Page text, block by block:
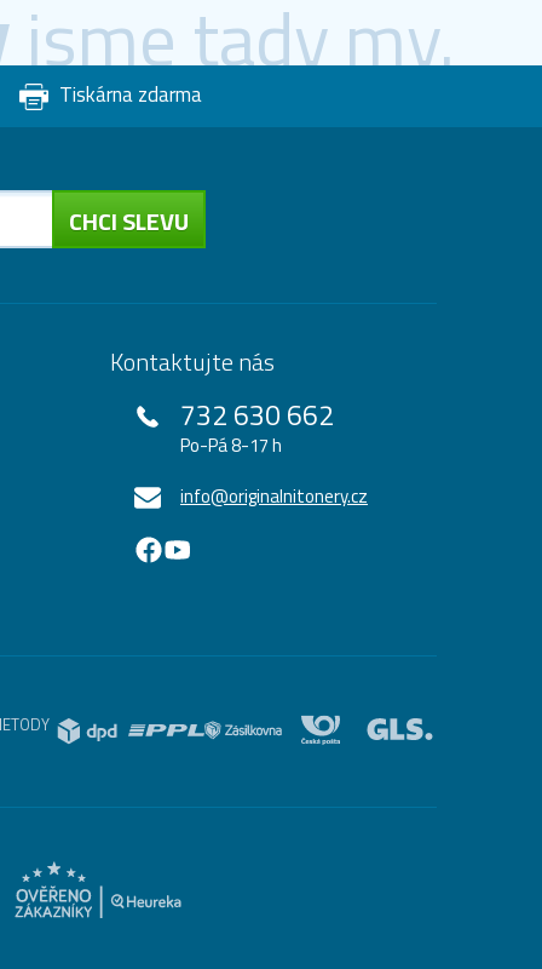
jsme tady my.
Tiskárna zdarma
CHCI SLEVU
Kontaktujte nás
732 630 662
Po-Pá 8-17 h
info@originalnitonery.cz